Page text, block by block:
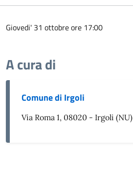
Giovedi' 31 ottobre ore 17:00
A cura di
Comune di Irgoli
Via Roma 1, 08020 - Irgoli (NU)